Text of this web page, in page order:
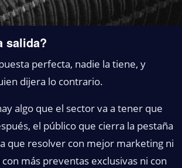
salida?
perfecta, nadie la tiene, y
dijera lo contrario.
algo que el sector va a tener que
el público que cierra la pestaña
que resolver con mejor marketing ni
más preventas exclusivas ni con